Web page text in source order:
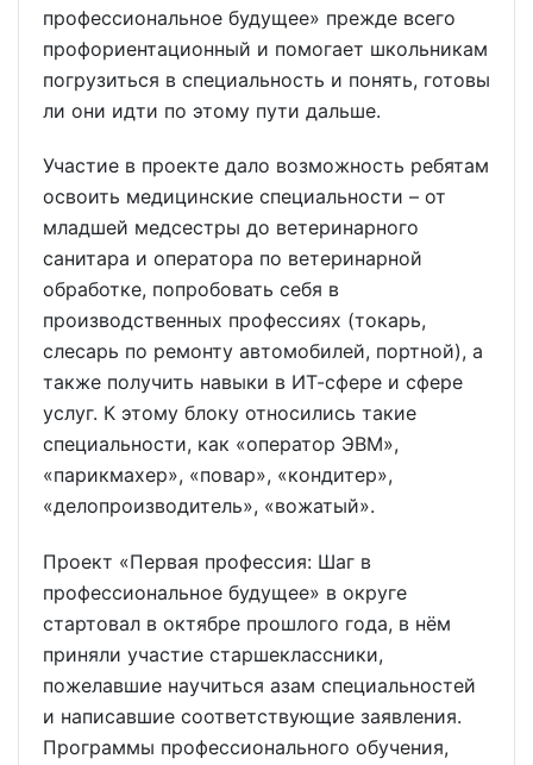
профессиональное будущее» прежде всего
профориентационный и помогает школьникам
погрузиться в специальность и понять, готовы
ли они идти по этому пути дальше.
Участие в проекте дало возможность ребятам
освоить медицинские специальности – от
младшей медсестры до ветеринарного
санитара и оператора по ветеринарной
обработке, попробовать себя в
производственных профессиях (токарь,
слесарь по ремонту автомобилей, портной), а
также получить навыки в ИТ-сфере и сфере
услуг. К этому блоку относились такие
специальности, как «оператор ЭВМ»,
«парикмахер», «повар», «кондитер»,
«делопроизводитель», «вожатый».
Проект «Первая профессия: Шаг в
профессиональное будущее» в округе
стартовал в октябре прошлого года, в нём
приняли участие старшеклассники,
пожелавшие научиться азам специальностей
и написавшие соответствующие заявления.
Программы профессионального обучения,